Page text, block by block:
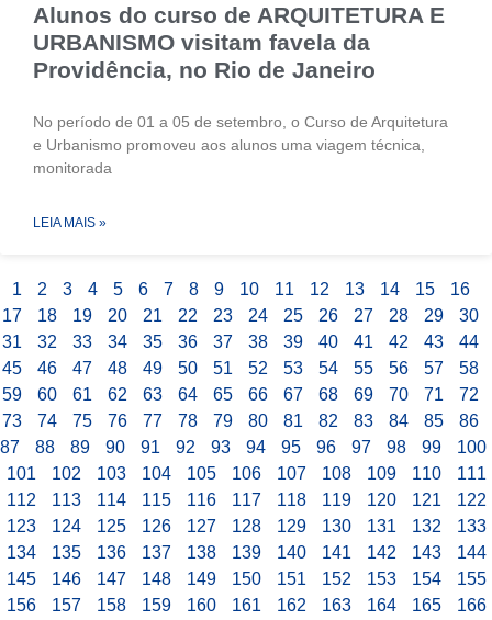
Alunos do curso de ARQUITETURA E
URBANISMO visitam favela da
Providência, no Rio de Janeiro
No período de 01 a 05 de setembro, o Curso de Arquitetura
e Urbanismo promoveu aos alunos uma viagem técnica,
monitorada
LEIA MAIS »
1 2 3 4 5 6 7 8 9 10 11 12 13 14 15
16
17
18 19 20 21 22 23 24 25 26 27 28 29
30
31
32 33 34 35 36 37 38 39 40 41 42 43
44
45
46 47 48 49 50 51 52 53 54 55 56 57
58
59
60 61 62 63 64 65 66 67 68 69 70 71
72
73
74 75 76 77 78 79 80 81 82 83 84 85
86
87
88 89 90 91 92 93 94 95 96 97 98 99
100
101
102 103 104 105 106 107 108 109 110
111
112
113 114 115 116 117 118 119 120 121
122
123
124 125 126 127 128 129 130 131 132
133
134
135 136 137 138 139 140 141 142 143
144
145
146 147 148 149 150 151 152 153 154
155
156
157 158 159 160 161 162 163 164 165
166